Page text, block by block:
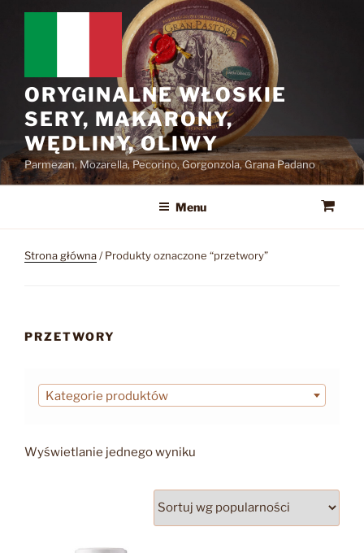
Przejdź
ORYGINALNE WŁOSKIE
SERY, MAKARONY,
WĘDLINY, OLIWY
Parmezan, Mozarella, Pecorino, Gorgonzola, Grana Padano
Menu
Strona główna/ Produkty oznaczone “przetwory”
PRZETWORY
Kategorie produktów
Wyświetlanie jednego wyniku